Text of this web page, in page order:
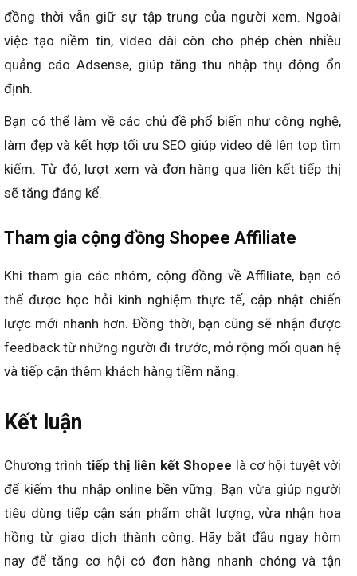
đồng thời vẫn giữ sự tập trung của người xem. Ngoài
việc tạo niềm tin, video dài còn cho phép chèn nhiều
quảng cáo Adsense, giúp tăng thu nhập thụ động ổn
định.
Bạn có thể làm về các chủ đề phổ biến như công nghệ,
làm đẹp và kết hợp tối ưu SEO giúp video dễ lên top tìm
kiếm. Từ đó, lượt xem và đơn hàng qua liên kết tiếp thị
sẽ tăng đáng kể.
Tham gia cộng đồng Shopee Affiliate
Khi tham gia các nhóm, cộng đồng về Affiliate, bạn có
thể được học hỏi kinh nghiệm thực tế, cập nhật chiến
lược mới nhanh hơn. Đồng thời, bạn cũng sẽ nhận được
feedback từ những người đi trước, mở rộng mối quan hệ
và tiếp cận thêm khách hàng tiềm năng.
Kết luận
Chương trình tiếp thị liên kết Shopee là cơ hội tuyệt vời
để kiếm thu nhập online bền vững. Bạn vừa giúp người
tiêu dùng tiếp cận sản phẩm chất lượng, vừa nhận hoa
hồng từ giao dịch thành công. Hãy bắt đầu ngay hôm
nay để tăng cơ hội có đơn hàng nhanh chóng và tận